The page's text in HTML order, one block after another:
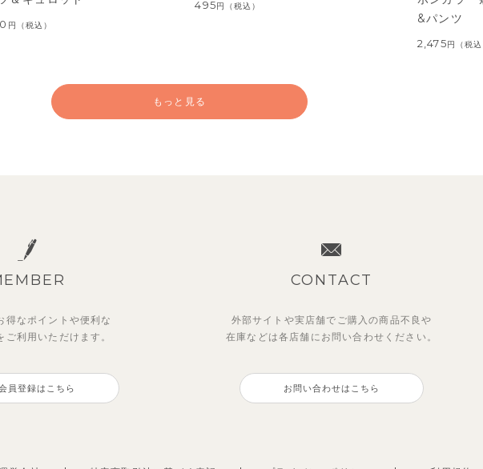
円 （税込）
495円 （税込）
&パンツ
2,475円 （税込
ー柄フレンチスリーブTシ
パン
ノースリーブトップス＆ショート
ショルダ
シャツ＆パンツ
ーカラー
もっと見る
得なポイントや便利な
ご利用いただけます。
員登録はこちら
CONTACT
外部サイトや実店舗でご購入の商品不良や
在庫などは各店舗に お問い合わせください。
お問い合わせはこちら